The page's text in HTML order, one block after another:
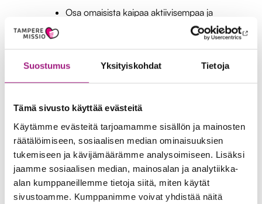
Suostumus Yksityiskohdat Tietoja
Tämä sivusto käyttää evästeitä
Käytämme evästeitä tarjoamamme sisällön ja mainosten
räätälöimiseen, sosiaalisen median ominaisuuksien
tukemiseen ja kävijämäärämme analysoimiseen. Lisäksi
jaamme sosiaalisen median, mainosalan ja analytiikka-
alan kumppaneillemme tietoja siitä, miten käytät
sivustoamme. Kumppanimme voivat yhdistää näitä
Osa omaisista kaipaa aktiivisempaa ja
säännöllisempää yhteydenpitoa
tekstiviestein, sähköpostein tai puheluin
kehityskohteeksemme ja kiinnitämme siihen
enemmän huomiota jatkossa.
Kiitokset kaikille kyselyyn ja tyytyväisyystutkimuksen
vastanneille.